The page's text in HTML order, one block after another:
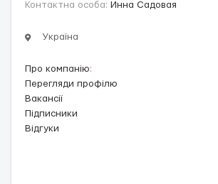
Контактна особа: Инна Садовая
Україна
Про компанію:
Перегляди профілю
Вакансії
Підписники
Відгуки